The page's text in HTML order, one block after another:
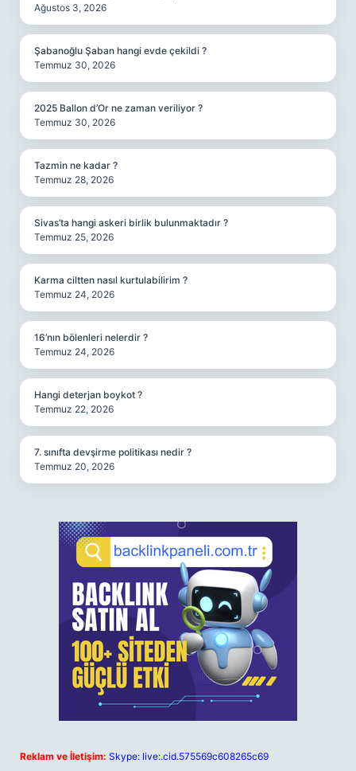
Ağustos 3, 2026
Şabanoğlu Şaban hangi evde çekildi ?
Temmuz 30, 2026
2025 Ballon d’Or ne zaman veriliyor ?
Temmuz 30, 2026
Tazmin ne kadar ?
Temmuz 28, 2026
Sivas’ta hangi askeri birlik bulunmaktadır ?
Temmuz 25, 2026
Karma ciltten nasıl kurtulabilirim ?
Temmuz 24, 2026
16’nın bölenleri nelerdir ?
Temmuz 24, 2026
Hangi deterjan boykot ?
Temmuz 22, 2026
7. sınıfta devşirme politikası nedir ?
Temmuz 20, 2026
Reklam ve İletişim: Skype: live:.cid.575569c608265c69